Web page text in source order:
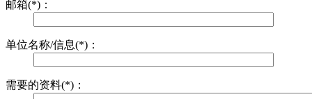
邮箱(*)：
单位名称/信息(*)：
需要的资料(*)：